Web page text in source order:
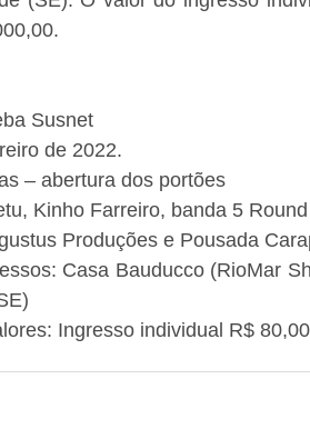
Susnet
de 2022.
– abertura dos portões
Kinho Farreiro, banda 5
Produções e Pousada
Casa Bauducco (RioMar
Ingresso individual R$